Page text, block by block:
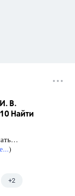
В.
Найти
)
+2